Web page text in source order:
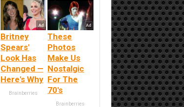
Britney
Spears'
Look Has
Changed —
Here's Why
Brainberries
These
Photos
Make Us
Nostalgic
For The
70's
Brainberries